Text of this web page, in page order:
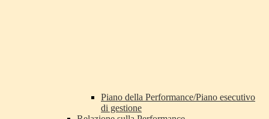
Piano della Performance/Piano esecutivo
di gestione